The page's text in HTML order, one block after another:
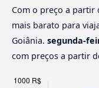
Com o preço a partir
mais barato para
Goiânia. segunda-
com preços a partir